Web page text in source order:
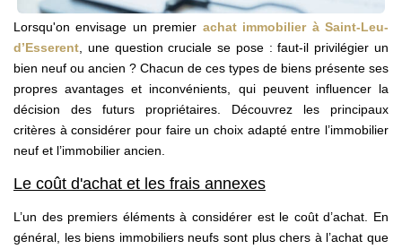
Lorsqu'on envisage un premier achat immobilier à Saint-Leu-
d’Esserent , une question cruciale se pose : faut-il privilégier un
bien neuf ou ancien ? Chacun de ces types de biens présente ses
propres avantages et inconvénients, qui peuvent influencer la
décision des futurs propriétaires. Découvrez les principaux
critères à considérer pour faire un choix adapté entre l’immobilier
neuf et l’immobilier ancien.
Le coût d'achat et les frais annexes
L’un des premiers éléments à considérer est le coût d’achat. En
général, les biens immobiliers neufs sont plus chers à l’achat que